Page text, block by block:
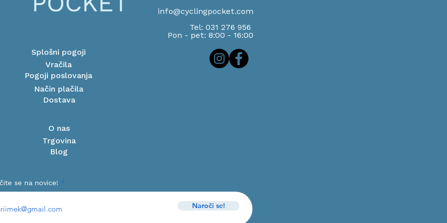
info@cyclingpocket.com
Tel: 031 276 956
Pon - pet: 8:00 - 16:00
Splošni pogoji
Vračila
Pogoji poslovanja
Način plačila
Dostava
O nas
Trgovina
Blog
se na novice!
Naroči se!